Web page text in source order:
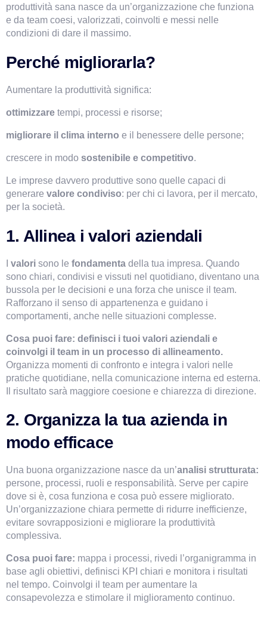
produttività sana nasce da un’organizzazione che funziona
e da team coesi, valorizzati, coinvolti e messi nelle
condizioni di dare il massimo.
Perché migliorarla?
Aumentare la produttività significa:
ottimizzare tempi, processi e risorse;
migliorare il clima interno e il benessere delle persone;
crescere in modo sostenibile e competitivo.
Le imprese davvero produttive sono quelle capaci di
generare valore condiviso: per chi ci lavora, per il mercato,
per la società.
1. Allinea i valori aziendali
valori sono le fondamenta della tua impresa. Quando
sono chiari, condivisi e vissuti nel quotidiano, diventano una
bussola per le decisioni e una forza che unisce il team.
Rafforzano il senso di appartenenza e guidano i
comportamenti, anche nelle situazioni complesse.
Cosa puoi fare: definisci i tuoi valori aziendali e
coinvolgi il team in un processo di allineamento.
Organizza momenti di confronto e integra i valori nelle
pratiche quotidiane, nella comunicazione interna ed esterna.
Il risultato sarà maggiore coesione e chiarezza di direzione.
2. Organizza la tua azienda in
modo efficace
Una buona organizzazione nasce da un’
persone, processi, ruoli e responsabilità. Serve per capire
dove si è, cosa funziona e cosa può essere migliorato.
Un’organizzazione chiara permette di ridurre inefficienze,
evitare sovrapposizioni e migliorare la produttività
complessiva.
Cosa puoi fare: mappa i processi, rivedi l’organigramma in
base agli obiettivi, definisci KPI chiari e monitora i risultati
nel tempo. Coinvolgi il team per aumentare la
consapevolezza e stimolare il miglioramento continuo.